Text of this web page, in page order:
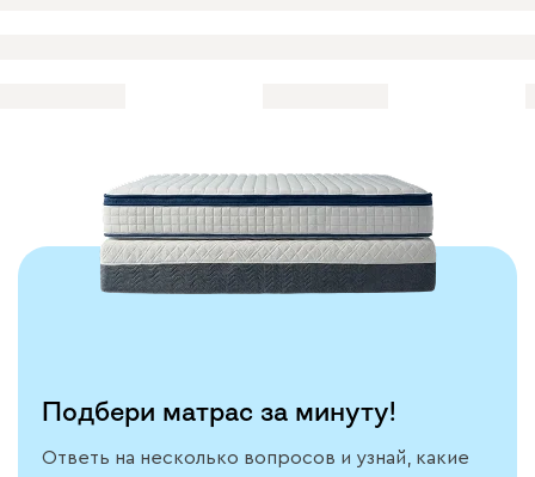
Подбери матрас за минуту!
Ответь на несколько вопросов и узнай, какие